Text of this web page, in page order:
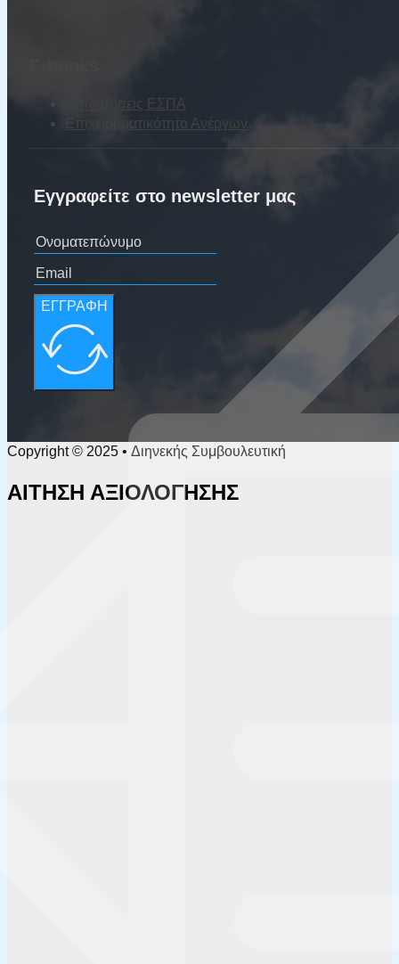
Επιδοτήσεις ΕΣΠΑ
Επιχειρηματικότητα Ανέργων
Εγγραφείτε στο newsletter μας
ΕΓΓΡΑΦΗ
Copyright © 2025 • Διηνεκής Συμβουλευτική
ΑΙΤΗΣΗ ΑΞΙΟΛΟΓΗΣΗΣ